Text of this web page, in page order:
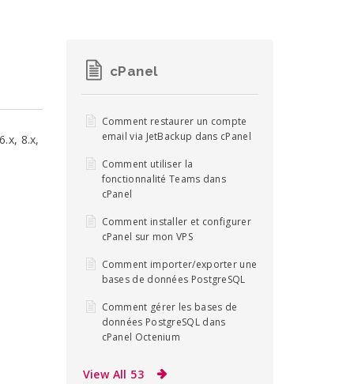
8.x,
cPanel
Comment restaurer un compte
email via JetBackup dans cPanel
Comment utiliser la
fonctionnalité Teams dans
cPanel
Comment installer et configurer
cPanel sur mon VPS
Comment importer/exporter une
bases de données PostgreSQL
Comment gérer les bases de
données PostgreSQL dans
cPanel Octenium
View All 53